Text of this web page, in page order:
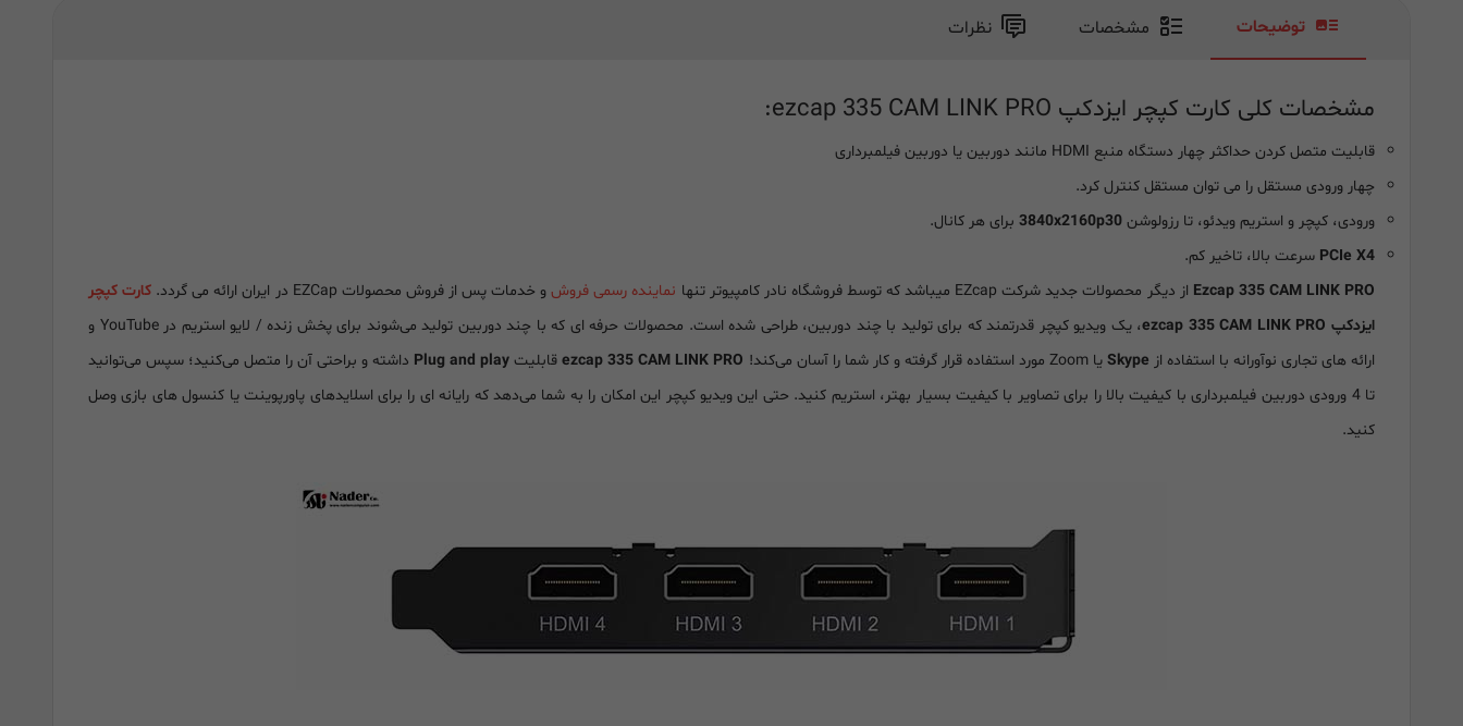
توضیحات مشخصات نظرات
مشخصات کلی کارت کپچر ایزدکپ ezcap 335 CAM LINK PRO:
قابلیت متصل کردن حداکثر چهار دستگاه منبع HDMI مانند دوربین یا دوربین فیلمبرداری
چهار ورودی مستقل را می توان مستقل کنترل کرد.
ورودی، کپچر و استریم ویدئو، تا رزولوشن 3840x2160p30 برای هر کانال.
PCIe X4 سرعت بالا، تاخیر کم.
Ezcap 335 CAM LINK PRO از دیگر محصولات جدید شرکت EZcap میباشد که توسط فروشگاه نادر کامپیوتر تنها نماینده رسمی فروشو خدمات پس از فروش محصولات EZCap در ایران ارائه می گردد.
کارت کپچر
ایزدکپ ezcap 335 CAM LINK PRO
، یک ویدیو کپچر قدرتمند که برای تولید با چند دوربین، طراحی شده است. محصولات حرفه ای که با چند دوربین تولید می‌شوند برای پخش زنده / لایو استریم در YouTube و
ارائه های تجاری نوآورانه با استفاده از Skype یا Zoom مورد استفاده قرار گرفته و کار شما را آسان می‌کند! ezcap 335 CAM LINK PROقابلیت Plug and play داشته و براحتی آن را متصل می‌کنید؛ سپس می‌توانید
تا 4 ورودی دوربین فیلمبرداری با کیفیت بالا را برای تصاویر با کیفیت بسیار بهتر، استریم کنید. حتی این ویدیو کپچر این امکان را به شما می‌دهد که رایانه ای را برای اسلایدهای پاورپوینت یا کنسول های بازی وصل
کنید.